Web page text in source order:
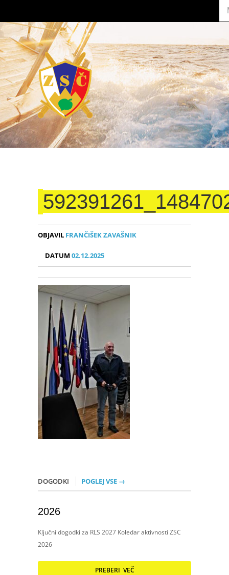
OBJAVIL FRANČIŠEK ZAVAŠNIK
DATUM02.12.2025
DOGODKI POGLEJ VSE →
2026
Ključni dogodki za RLS 2027 Koledar aktivnosti ZSC
2026
PREBERI VEČ